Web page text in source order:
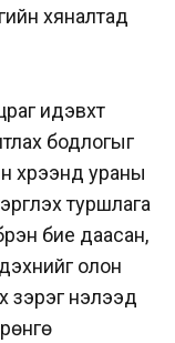
хяналтад
идэвхт
бодлогыг
хүрээнд ураны
туршлага
бие даасан,
олон
зэрэг нэлээд